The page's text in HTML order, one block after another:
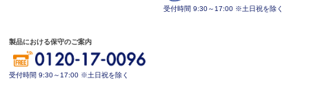
受付時間 9:30～17:00 ※土日祝を除く
製品における保守のご案内
受付時間 9:30～17:00 ※土日祝を除く